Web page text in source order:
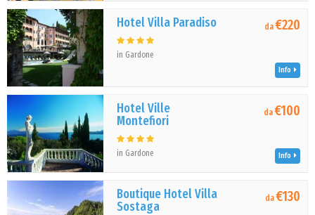
Hotel Villa Paradiso
in Gardone
da€220
Info
Hotel Ville
Montefiori
in Gardone
da€100
Info
Boutique Hotel Villa
Sostaga
da€130